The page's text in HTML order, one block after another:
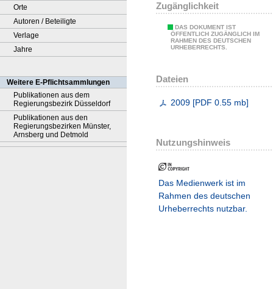
Orte
Autoren / Beteiligte
Verlage
Jahre
Weitere E-Pflichtsammlungen
Publikationen aus dem
Regierungsbezirk Düsseldorf
Publikationen aus den
Regierungsbezirken Münster,
Arnsberg und Detmold
Zugänglichkeit
DAS DOKUMENT IST
ÖFFENTLICH ZUGÄNGLICH IM
RAHMEN DES DEUTSCHEN
URHEBERRECHTS.
Dateien
2009 [PDF 0.55 mb]
Nutzungshinweis
Das Medienwerk ist im
Rahmen des deutschen
Urheberrechts nutzbar.